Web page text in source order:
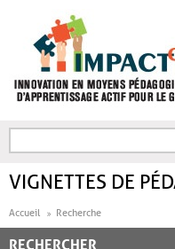
FORMULAIRE DE
VIGNETTES DE
Accueil Recherche
RECHERCHER